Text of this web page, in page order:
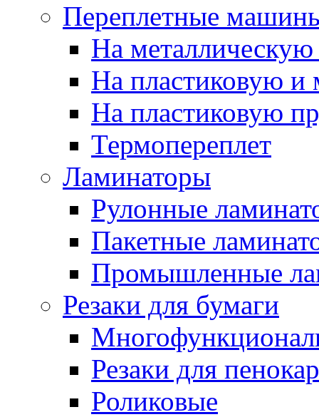
Переплетные
На
На пластиковую и
На пластиковую
Термопереплет
Ламинаторы
Рулонные
Пакетные
Промышленные
Резаки для бумаги
Резаки для
Роликовые